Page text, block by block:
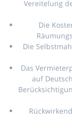
Vereitelung
Die
Die
Das
auf